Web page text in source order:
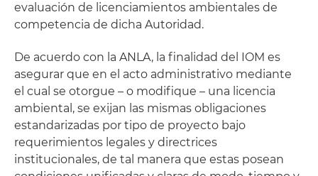
evaluación de licenciamientos ambientales de
competencia de dicha Autoridad.
De acuerdo con la ANLA, la finalidad del IOM es
asegurar que en el acto administrativo mediante
el cual se otorgue – o modifique – una licencia
ambiental, se exijan las mismas obligaciones
estandarizadas por tipo de proyecto bajo
requerimientos legales y directrices
institucionales, de tal manera que estas posean